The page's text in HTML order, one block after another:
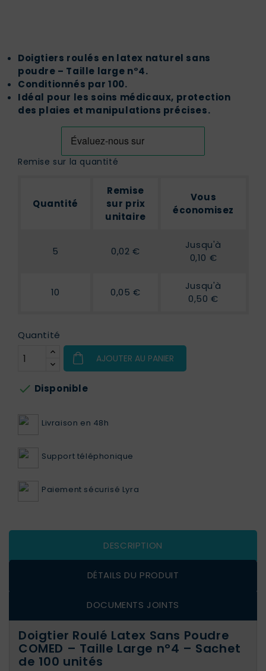
Doigtiers roulés en latex naturel sans
poudre – Taille large n°4.
Conditionnés par 100.
Idéal pour les soins médicaux, protection
des plaies et manipulations précises.
Remise sur la quantité
Quantité
Remise
sur prix
unitaire
Vous
économisez
5 0,02 €
Jusqu'à
0,10 €
10 0,05 €
Jusqu'à
0,50 €
Quantité
AJOUTER AU PANIER
 Disponible
Livraison en 48h
Support téléphonique
Paiement sécurisé Lyra
DESCRIPTION
DÉTAILS DU PRODUIT
DOCUMENTS JOINTS
Doigtier Roulé Latex Sans Poudre
COMED – Taille Large n°4 – Sachet
de 100 unités